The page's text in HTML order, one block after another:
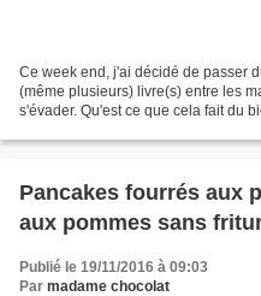
Ce week end, j'ai décidé de passer
(même plusieurs) livre(s) entre les
s'évader. Qu'est ce que cela fait du
Pancakes fourrés aux
aux pommes sans
Publié le 19/11/2016 à 09:03
Par madame chocolat